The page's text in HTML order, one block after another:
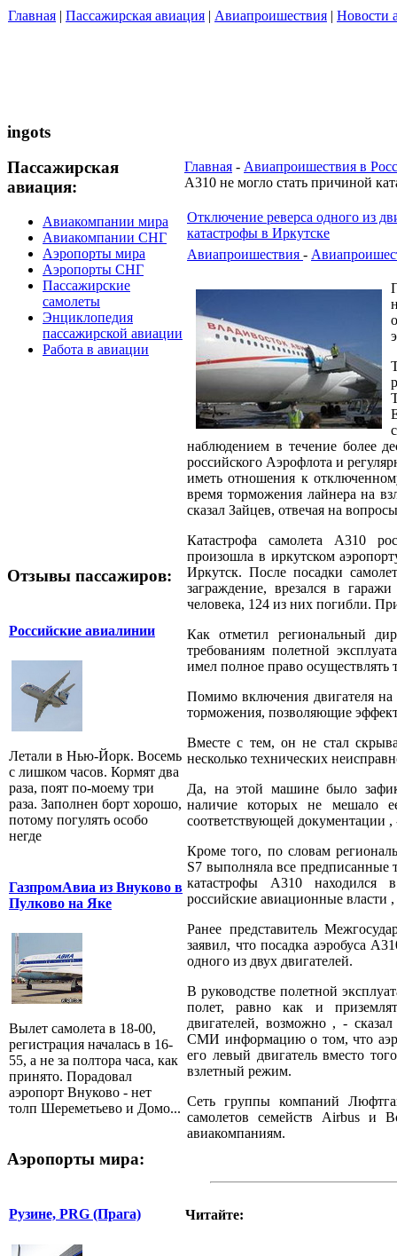
Главная | Пассажирская авиация | Авиапроишествия | Новости
ingots
Пассажирская
авиация:
Авиакомпании мира
Авиакомпании СНГ
Аэропорты мира
Аэропорты СНГ
Пассажирские
самолеты
Энциклопедия
пассажирской авиации
Работа в авиации
Отзывы пассажиров:
Российские авиалинии
Летали в Нью-Йорк. Восемь
с лишком часов. Кормят два
раза, поят по-моему три
раза. Заполнен борт хорошо,
потому погулять особо
негде
ГазпромАвиа из Внуково в
Пулково на Яке
Вылет самолета в 18-00,
регистрация началась в 16-
55, а не за полтора часа, как
принято. Порадовал
аэропорт Внуково - нет
толп Шереметьево и Домо...
Аэропорты мира:
Рузине, PRG (Прага)
Главная - Авиапроишествия в
А310 не могло стать причиной
Отключение реверса одного из
катастрофы в Иркутске
Авиапроишествия -
наблюдением в течение более
российского Аэрофлота и
иметь отношения к
время торможения лайнера на
сказал Зайцев, отвечая на
Катастрофа самолета А310
произошла в иркутском
Иркутск. После посадки
заграждение, врезался в
человека, 124 из них погибли.
Как отметил региональный
требованиям полетной
имел полное право
Помимо включения двигателя
торможения, позволяющие
Вместе с тем, он не стал
несколько технических
Да, на этой машине было
наличие которых не мешало
соответствующей документации ,
Кроме того, по словам
S7 выполняла все
катастрофы А310 находился
российские авиационные власти
Ранее представитель
заявил, что посадка аэробуса
одного из двух двигателей.
В руководстве полетной
полет, равно как и
двигателей, возможно , -
СМИ информацию о том, что
его левый двигатель вместо
взлетный режим.
Сеть группы компаний
самолетов семейств Airbus и
авиакомпаниям.
Читайте: